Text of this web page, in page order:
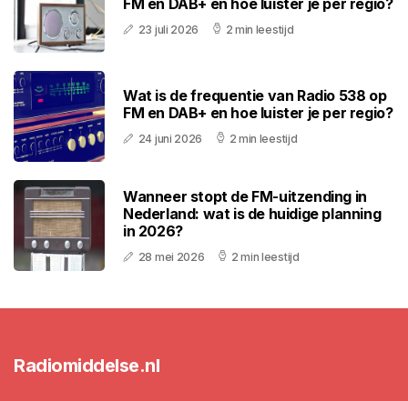
FM en DAB+ en hoe luister je per regio?
23 juli 2026 2 min leestijd
Wat is de frequentie van Radio 538 op
FM en DAB+ en hoe luister je per regio?
24 juni 2026 2 min leestijd
Wanneer stopt de FM-uitzending in
Nederland: wat is de huidige planning
in 2026?
28 mei 2026 2 min leestijd
Radiomiddelse.nl